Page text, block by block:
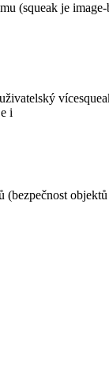
(squeak je
i